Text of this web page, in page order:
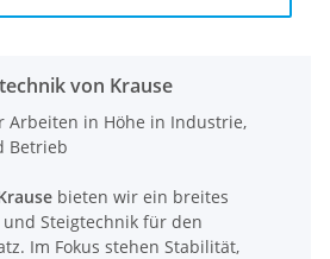
von Krause
Arbeiten in Höhe in Industrie,
Betrieb
bieten wir ein breites
Steigtechnik für den
Im Fokus stehen Stabilität,